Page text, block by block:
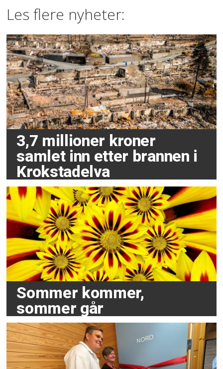
Les flere nyheter:
3,7 millioner kroner
samlet inn etter brannen i
Krokstadelva
Sommer kommer,
sommer går